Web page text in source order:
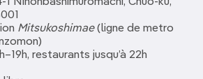
Mitsukoshimae(ligne de metro
restaurants jusqu’à 22h